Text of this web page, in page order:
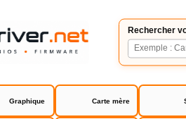
Rechercher
Graphique Carte mère